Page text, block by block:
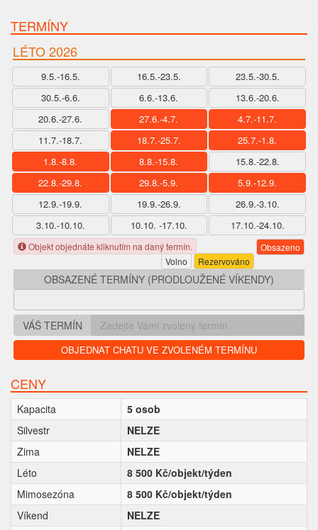
TERMÍNY
LÉTO 2026
9.5.-16.5. 16.5.-23.5.
23.5.-30.5.
30.5.-6.6.
6.6.-13.6.
13.6.-20.6.
20.6.-27.6.
27.6.-4.7.
4.7.-11.7.
11.7.-18.7.
18.7.-25.7.
25.7.-1.8.
1.8.-8.8.
8.8.-15.8.
15.8.-22.8.
22.8.-29.8.
29.8.-5.9.
5.9.-12.9.
12.9.-19.9.
19.9.-26.9.
26.9.-3.10.
3.10.-10.10.
10.10. -17.10. 17.10.-24.10.
Objekt objednáte kliknutím na daný termín.
Obsazeno
Rezervováno
Volno
OBSAZENÉ TERMÍNY (PRODLOUŽENÉ VÍKENDY)
VÁŠ TERMÍN
OBJEDNAT CHATU VE ZVOLENÉM TERMÍNU
CENY
Kapacita
5 osob
Silvestr
NELZE
Zima
NELZE
Léto
8 500 Kč/objekt/týden
Mimosezóna
8 500 Kč/objekt/týden
Víkend
NELZE